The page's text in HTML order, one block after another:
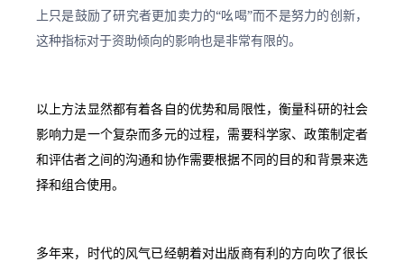
上只是鼓励了研究者更加卖力的“吆喝”而不是努力的创新，
这种指标对于资助倾向的影响也是非常有限的。
以上方法显然都有着各自的优势和局限性，衡量科研的社会
影响力是一个复杂而多元的过程，需要科学家、政策制定者
和评估者之间的沟通和协作需要根据不同的目的和背景来选
择和组合使用。
多年来，时代的风气已经朝着对出版商有利的方向吹了很长